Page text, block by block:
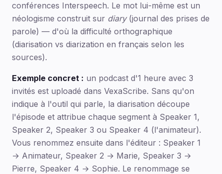
conférences Interspeech. Le mot lui-même est un
néologisme construit sur diary(journal des prises de
parole) — d'où la difficulté orthographique
(diarisation vs diarization en français selon les
sources).
Exemple concret : un podcast d'1 heure avec 3
invités est uploadé dans VexaScribe. Sans qu'on
indique à l'outil qui parle, la diarisation découpe
l'épisode et attribue chaque segment à Speaker 1,
Speaker 2, Speaker 3 ou Speaker 4 (l'animateur).
Vous renommez ensuite dans l'éditeur : Speaker 1
→ Animateur, Speaker 2 → Marie, Speaker 3 →
Pierre, Speaker 4 → Sophie. Le renommage se